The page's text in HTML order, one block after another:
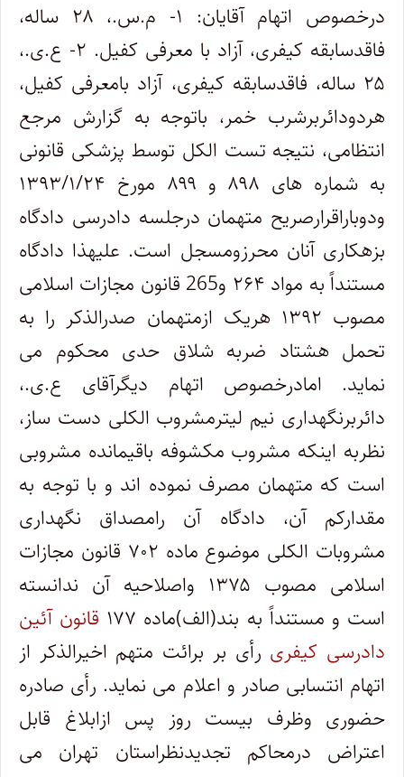
درخصوص اتهام آقایان: ۱- م.س.، ۲۸ ساله،
فاقدسابقه کیفری، آزاد با معرفی کفیل. ۲- ع.ی.،
۲۵ ساله، فاقدسابقه کیفری، آزاد بامعرفی کفیل،
هردودائربرشرب خمر، باتوجه به گزارش مرجع
انتظامی، نتیجه تست الکل توسط پزشکی قانونی
به شماره های ۸۹۸ و ۸۹۹ مورخ ۱۳۹۳/۱/۲۴
ودوباراقرارصریح متهمان درجلسه دادرسی دادگاه
بزهکاری آنان محرزومسجل است. علیهذا دادگاه
مستنداً به مواد ۲۶۴ و265 قانون مجازات اسلامی
مصوب ۱۳۹۲ هریک ازمتهمان صدرالذکر را به
تحمل هشتاد ضربه شلاق حدی محکوم می
نماید. امادرخصوص اتهام دیگرآقای ع.ی.،
دائربرنگهداری نیم لیترمشروب الکلی دست ساز،
نظربه اینکه مشروب مکشوفه باقیمانده مشروبی
است که متهمان مصرف نموده اند و با توجه به
مقدارکم آن، دادگاه آن رامصداق نگهداری
مشروبات الکلی موضوع ماده ۷۰۲ قانون مجازات
اسلامی مصوب ۱۳۷۵ واصلاحیه آن ندانسته
است و مستنداً به بند(الف)ماده ۱۷۷
قانون آئین
دادرسی کیفری رأی بر برائت متهم اخیرالذکر از
اتهام انتسابی صادر و اعلام می نماید. رأی صادره
حضوری وظرف بیست روز پس ازابلاغ قابل
اعتراض درمحاکم تجدیدنظراستان تهران می